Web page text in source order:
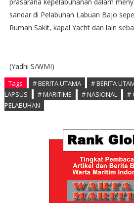
sandar di Pelabuhan Labuan Bajo
Rumah Sakit, kapal Yacht dan lain
(Yadhi S/WMI)
Tags # BERITA UTAMA # BERITA
LAPSUS
# MARITIME # NASIONAL #
PELABUHAN